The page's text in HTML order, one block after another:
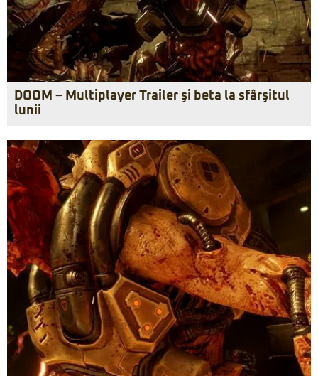
DOOM – Multiplayer Trailer şi beta la sfârşitul
lunii